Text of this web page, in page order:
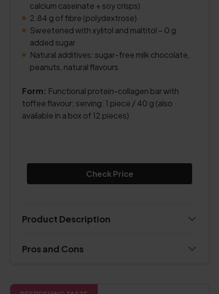
calcium caseinate + soy crisps)
2.84 g of fibre (polydextrose)
Sweetened with xylitol and maltitol – 0 g
added sugar
Natural additives: sugar-free milk chocolate,
peanuts, natural flavours
Form: Functional protein-collagen bar with
toffee flavour; serving: 1 piece / 40 g (also
available in a box of 12 pieces)
Check Price
Product Description
Pros and Cons